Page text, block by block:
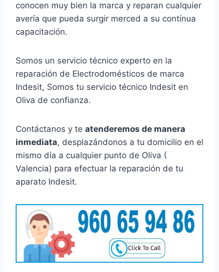
conocen muy bien la marca y reparan cualquier
avería que pueda surgir merced a su contínua
capacitación.
Somos un servicio técnico experto en la
reparación de Electrodomésticos de marca
Indesit, Somos tu servicio técnico Indesit en
Oliva de confianza.
Contáctanos y te atenderemos de manera
inmediata, desplazándonos a tu domicilio en el
mismo día a cualquier punto de Oliva (
Valencia) para efectuar la reparación de tu
aparato Indesit.